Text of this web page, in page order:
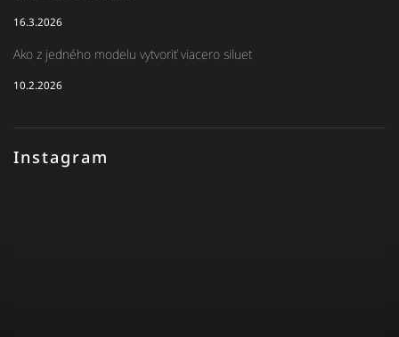
Instagram
16.3.2026
Ako z jedného modelu vytvoriť viacero siluet
10.2.2026